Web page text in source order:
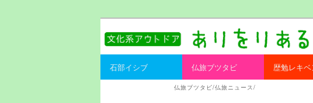
ありをりある.com
書を持ってそとへ出よう。
Main menu
Skip to primary content
Skip to secondary content
石部イシブ 仏旅ブツタビ 歴勉レキベ
仏旅ブツタビ/仏旅ニュース/